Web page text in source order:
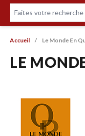
Faites votre
Livres par page
Fil d'Ariane
Accueil Le Monde En
LE